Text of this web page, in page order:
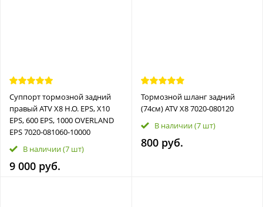
Суппорт тормозной задний
правый ATV X8 H.O. EPS, X10
EPS, 600 EPS, 1000 OVERLAND
EPS 7020-081060-10000
В наличии(7 шт)
9 000 руб.
Тормозной шланг задний
(74см) ATV X8 7020-080120
В наличии(7 шт)
800 руб.